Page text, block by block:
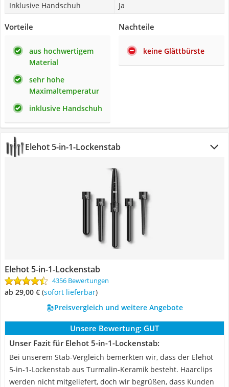
Inklusive Handschuh
Ja
Vorteile
aus hochwertigem
Material
sehr hohe
Maximaltemperatur
inklusive Handschuh
Nachteile
keine Glättbürste
Elehot 5-in-1-Lockenstab
Elehot 5-in-1-Lockenstab
4356 Bewertungen
ab 29,00 € ( Sofort lieferbar)
Preisvergleich und weitere Angebote
Unsere Bewertung: GUT
Unser Fazit für Elehot 5-in-1-Lockenstab:
Bei unserem Stab-Vergleich bemerkten wir, dass der Elehot
5-in-1-Lockenstab aus Turmalin-Keramik besteht. Haarclips
werden nicht mitgeliefert, doch wir begrüßen, dass Kunden